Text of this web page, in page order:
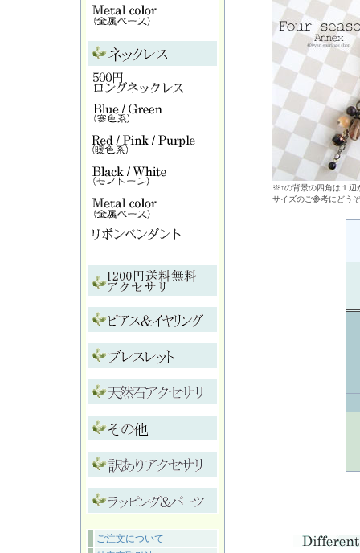
ご注文について
※↑の背景の四角は１辺
サイズのご参考にどう